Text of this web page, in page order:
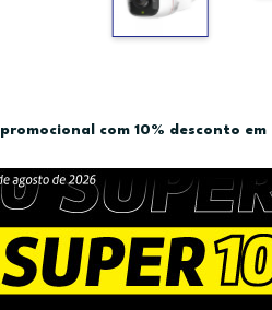
promocional com 10% desconto